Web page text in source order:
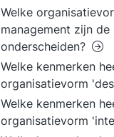
Welke
management zijn
onderscheiden?
Welke kenmerken
organisatievorm
Welke kenmerken
organisatievorm